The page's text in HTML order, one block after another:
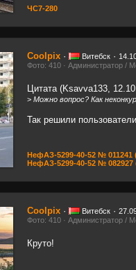
ЧС7-280
Coolpix · Витебск ·
Фото: 410 · Администратор /
Цитата (Ksavva133,
> Можно вопрос? Как
Так решили
НефАЗ-5299-40-52 № 011241
НефАЗ-5299-40-52 № 082927
Coolpix · Витебск ·
Фото: 410 · Администратор /
Круто!